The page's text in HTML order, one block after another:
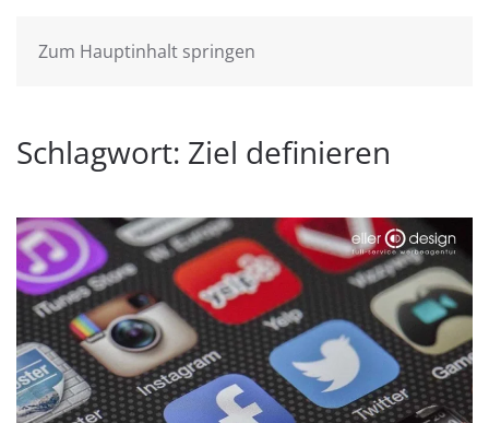
Zum Hauptinhalt springen
Schlagwort: Ziel definieren